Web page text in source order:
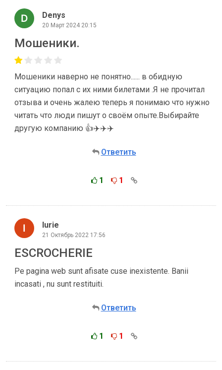
Denys
20 Март 2024 20:15
Мошеники.
Мошеники наверно не понятно...... в обидную
ситуацию попал с их ними билетами .Я не прочитал
отзыва и очень жалею теперь я понимаю что нужно
читать что люди пишут о своём опыте.Выбирайте
другую компанию 👍✈️✈️✈️
Ответить
1 1
Iurie
21 Октябрь 2022 17:56
ESCROCHERIE
Pe pagina web sunt afisate cuse inexistente. Banii
incasati , nu sunt restituiti.
Ответить
1 1